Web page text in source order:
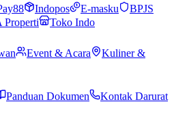
Indopos E-masku
BPJS
Properti Toko Indo
Event & Acara
Kuliner &
Panduan Dokumen
Kontak Darurat